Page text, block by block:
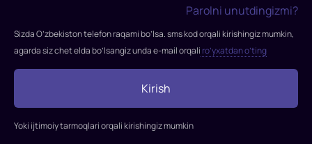
Banks
Rollarda:
Kristen
Naomi
Skott,
Parolni unutdingizmi?
Sizda O’zbekiston telefon raqami bo’lsa. sms kod orqali kirishingiz mumkin,
agarda siz chet elda bo’lsangiz unda e-mail orqali ro’yxatdan o’ting
Kirish
Yoki ijtimoiy tarmoqlari orqali kirishingiz mumkin